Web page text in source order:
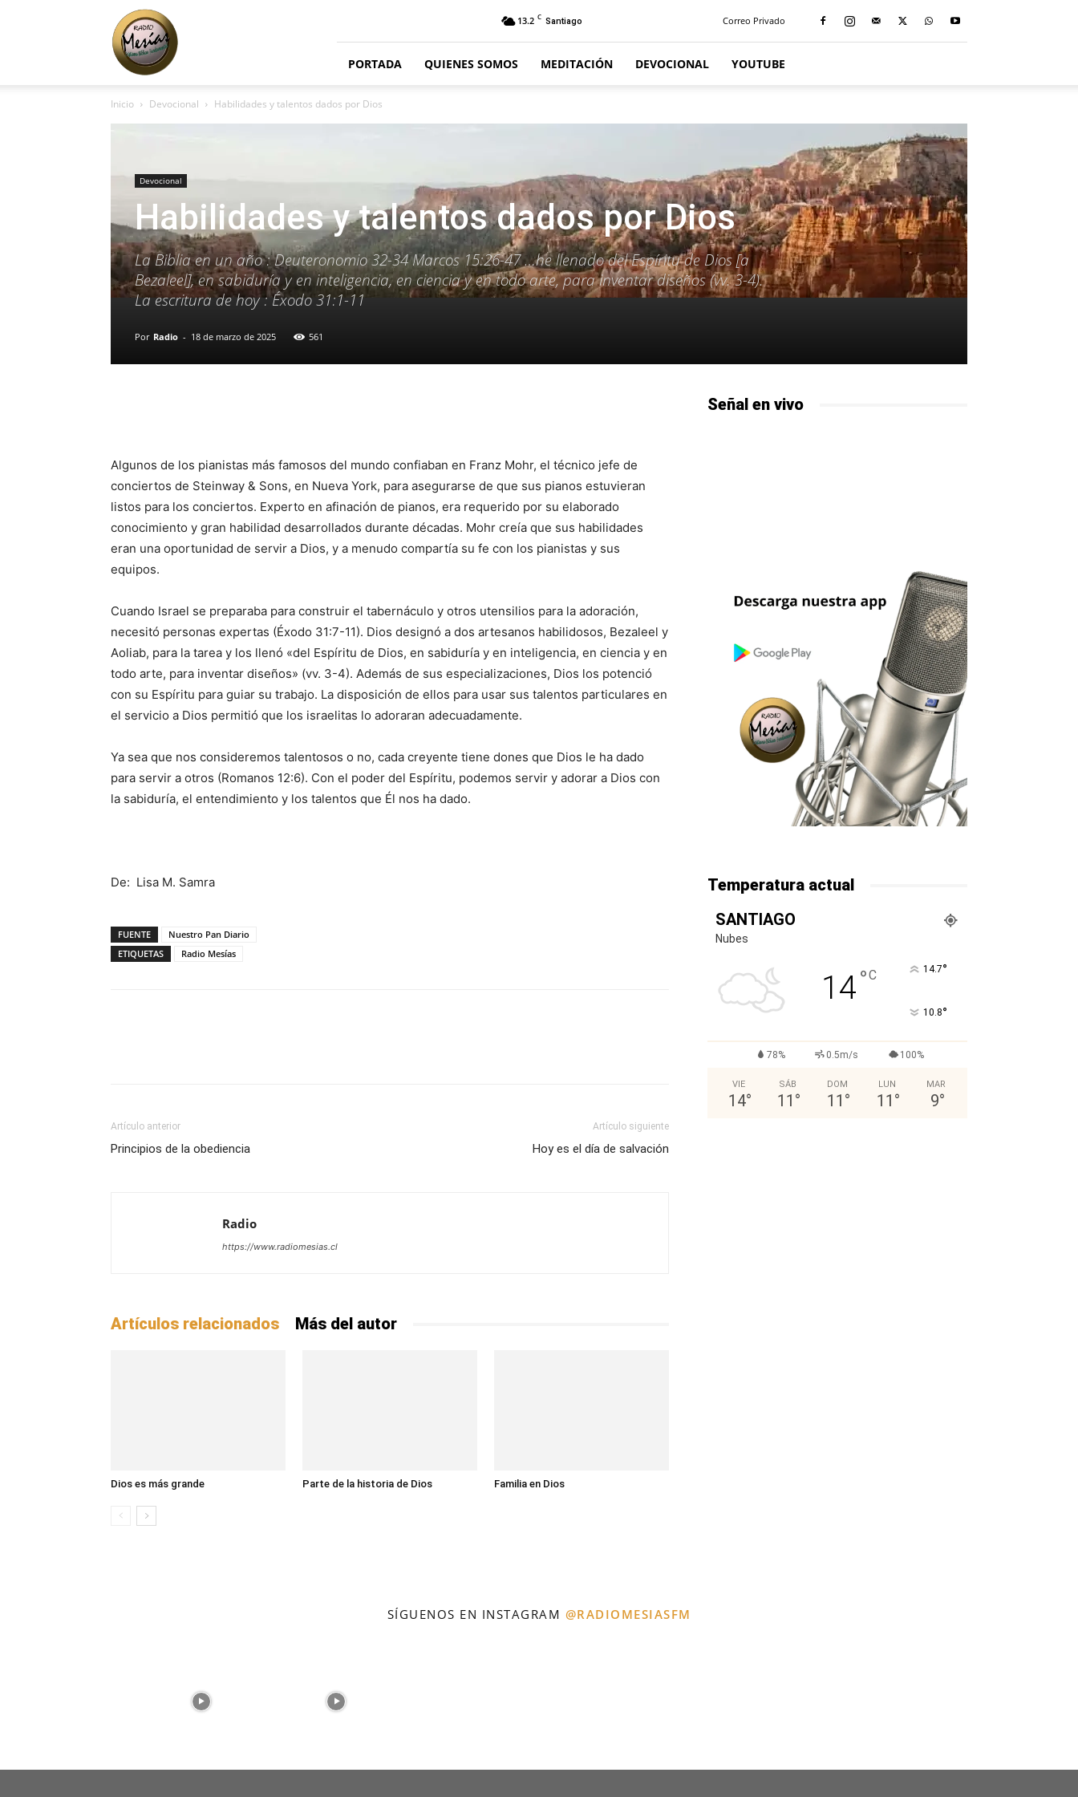
Radio
Mesías
13.2 C Santiago Correo Privado
PORTADA QUIENES SOMOS MEDITACIÓN DEVOCIONAL YOUTUBE
Inicio Devocional Habilidades y talentos dados por Dios
Devocional
Habilidades y talentos dados por Dios
La Biblia en un año : Deuteronomio 32-34 Marcos 15:26-47 …he llenado del Espíritu de Dios [a
Bezaleel], en sabiduría y en inteligencia, en ciencia y en todo arte, para inventar diseños (vv. 3-4).
La escritura de hoy : Éxodo 31:1-11
Por Radio - 18 de marzo de 2025 561
Algunos de los pianistas más famosos del mundo confiaban en Franz Mohr, el técnico jefe de
conciertos de Steinway & Sons, en Nueva York, para asegurarse de que sus pianos estuvieran
listos para los conciertos. Experto en afinación de pianos, era requerido por su elaborado
conocimiento y gran habilidad desarrollados durante décadas. Mohr creía que sus habilidades
eran una oportunidad de servir a Dios, y a menudo compartía su fe con los pianistas y sus
equipos.
Cuando Israel se preparaba para construir el tabernáculo y otros utensilios para la adoración,
necesitó personas expertas (Éxodo 31:7-11). Dios designó a dos artesanos habilidosos, Bezaleel y
Aoliab, para la tarea y los llenó «del Espíritu de Dios, en sabiduría y en inteligencia, en ciencia y en
todo arte, para inventar diseños» (vv. 3-4). Además de sus especializaciones, Dios los potenció
con su Espíritu para guiar su trabajo. La disposición de ellos para usar sus talentos particulares en
el servicio a Dios permitió que los israelitas lo adoraran adecuadamente.
Ya sea que nos consideremos talentosos o no, cada creyente tiene dones que Dios le ha dado
para servir a otros (Romanos 12:6). Con el poder del Espíritu, podemos servir y adorar a Dios con
la sabiduría, el entendimiento y los talentos que Él nos ha dado.
De: Lisa M. Samra
FUENTE
Nuestro Pan Diario
ETIQUETAS
Radio Mesías
Artículo anterior
Principios de la obediencia
Artículo siguiente
Hoy es el día de salvación
Radio
https://www.radiomesias.cl
Artículos relacionados Más del autor
Dios es más grande Parte de la historia de Dios Familia en Dios
Señal en vivo
Temperatura actual
SANTIAGO
Nubes
14°C 14.7°
10.8°
78% 0.5m/s 100%
VIE
14°
SÁB
11 °
DOM
11 °
LUN
11 °
MAR
9°
SÍGUENOS EN INSTAGRAM @RADIOMESIASFM